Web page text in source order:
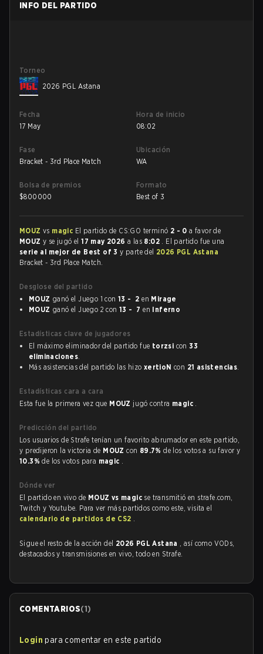
INFO DEL PARTIDO
Torneo
2026 PGL Astana
Fecha
17 May
Hora de inicio
08:02
Fase
Bracket - 3rd Place Match
Ubicación
WA
Bolsa de premios
$800000
Formato
Best of 3
MOUZ vs magic El partido de CS:GO terminó 2 - 0 a favor de
MOUZ y se jugó el17 may 2026a las 8:02 . El partido fue una
serie al mejor de Best of 3y parte del 2026 PGL Astana
Bracket - 3rd Place Match.
Desglose del partido
MOUZ ganó el Juego 1 con13 - 2 en Mirage
MOUZ ganó el Juego 2 con13 - 7 en Inferno
Estadísticas clave de jugadores
El máximo eliminador del partido fue torzsi con33
eliminaciones.
Más asistencias del partido las hizo xertioN con 21 asistencias.
Estadísticas cara a cara
Esta fue la primera vez que MOUZ jugó contra magic .
Predicción del partido
Los usuarios de Strafe tenían un favorito abrumador en este partido,
y predijeron la victoria de MOUZcon 89.7%de los votos a su favor y
10.3%de los votos para magic .
Dónde ver
El partido en vivo de MOUZ vs magic se transmitió en strafe.com,
Twitch y Youtube. Para ver más partidos como este, visita el
calendario de partidos de CS2 .
Sigue el resto de la acción del 2026 PGL Astana , así como VODs,
destacados y transmisiones en vivo, todo en Strafe.
COMENTARIOS(1)
Login para comentar en este partido